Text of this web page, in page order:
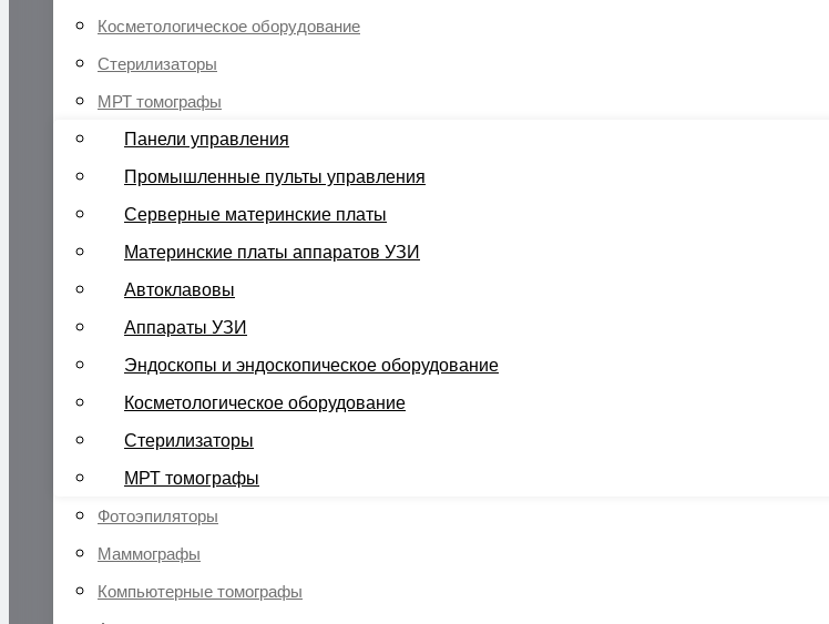
Косметологическое оборудование
Стерилизаторы
МРТ томографы
Панели управления
Промышленные пульты управления
Серверные материнские платы
Материнские платы аппаратов УЗИ
Автоклавовы
Аппараты УЗИ
Эндоскопы и эндоскопическое оборудование
Косметологическое оборудование
Стерилизаторы
МРТ томографы
Фотоэпиляторы
Маммографы
Компьютерные томографы